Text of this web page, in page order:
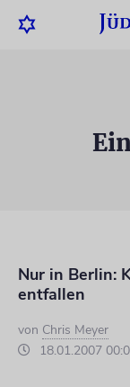
Nur in Berlin:
entfallen
von Chris Meyer
18.01.2007